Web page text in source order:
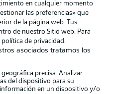
Condiciones de uso
Contacto
en cualquier momento
las preferencias» que
de la página web. Tus
de nuestro Sitio web. Para
de privacidad.
asociados tratamos los
precisa. Analizar
del dispositivo para su
en un dispositivo y/o